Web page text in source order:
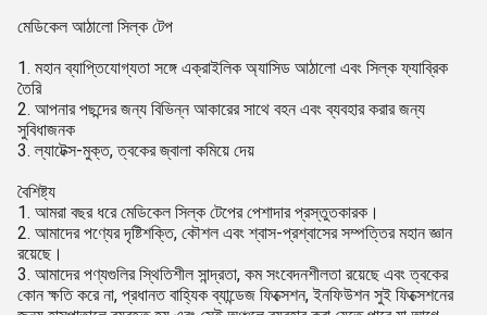
মেডিকেল আঠালো সিল্ক টেপ
1. মহান ব্যাপ্তিযোগ্যতা সঙ্গে এক্রাইলিক অ্যাসিড আঠালো এবং সিল্ক ফ্যাব্রিক
তৈরি
2. আপনার পছন্দের জন্য বিভিন্ন আকারের সাথে বহন এবং ব্যবহার করার জন্য
সুবিধাজনক
3. ল্যাটেক্স-মুক্ত, ত্বকের জ্বালা কমিয়ে দেয়
বৈশিষ্ট্য
1. আমরা বছর ধরে মেডিকেল সিল্ক টেপের পেশাদার প্রস্তুতকারক।
2. আমাদের পণ্যের দৃষ্টিশক্তি, কৌশল এবং শ্বাস-প্রশ্বাসের সম্পত্তির মহান জ্ঞান
রয়েছে।
3. আমাদের পণ্যগুলির স্থিতিশীল সান্দ্রতা, কম সংবেদনশীলতা রয়েছে এবং ত্বকের
কোন ক্ষতি করে না, প্রধানত বাহ্যিক ব্যান্ডেজ ফিক্সেশন, ইনফিউশন সুই ফিক্সেশনের